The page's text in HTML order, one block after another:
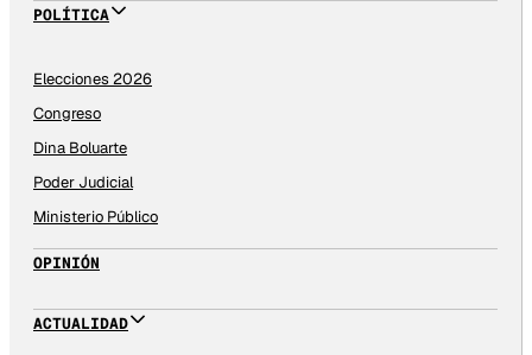
POLÍTICA
Elecciones 2026
Congreso
Dina Boluarte
Poder Judicial
Ministerio Público
OPINIÓN
ACTUALIDAD